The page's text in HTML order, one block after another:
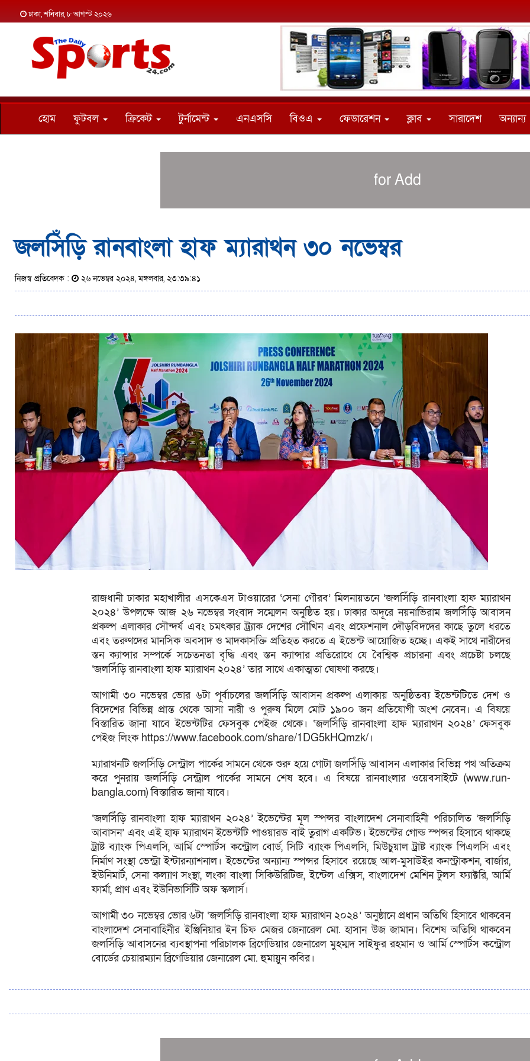
ঢাকা, শনিবার, ৮ আগস্ট ২০২৬
হোম ফুটবল ক্রিকেট টুর্নামেন্ট এনএসসি বিওএ ফেডারেশন ক্লাব সারাদেশ অন্যান্য
for Add
জলসিঁড়ি রানবাংলা হাফ ম্যারাথন ৩০ নভেম্বর
নিজস্ব প্রতিবেদক : ২৬ নভেম্বর ২০২৪, মঙ্গলবার, ২৩:৩৯:৪১
রাজধানী ঢাকার মহাখালীর এসকেএস টাওয়ারের ‘সেনা গৌরব’ মিলনায়তনে ‘জলসিঁড়ি রানবাংলা হাফ ম্যারাথন
২০২৪’ উপলক্ষে আজ ২৬ নভেম্বর সংবাদ সম্মেলন অনুষ্ঠিত হয়। ঢাকার অদূরে নয়নাভিরাম জলসিঁড়ি আবাসন
প্রকল্প এলাকার সৌন্দর্য এবং চমৎকার ট্র্যাক দেশের সৌখিন এবং প্রফেশনাল দৌড়বিদদের কাছে তুলে ধরতে
এবং তরুণদের মানসিক অবসাদ ও মাদকাসক্তি প্রতিহত করতে এ ইভেন্ট আয়োজিত হচ্ছে। একই সাথে নারীদের
স্তন ক্যান্সার সম্পর্কে সচেতনতা বৃদ্ধি এবং স্তন ক্যান্সার প্রতিরোধে যে বৈশ্বিক প্রচারনা এবং প্রচেষ্টা চলছে
‘জলসিঁড়ি রানবাংলা হাফ ম্যারাথন ২০২৪’ তার সাথে একাত্মতা ঘোষণা করছে।
আগামী ৩০ নভেম্বর ভোর ৬টা পূর্বাচলের জলসিঁড়ি আবাসন প্রকল্প এলাকায় অনুষ্ঠিতব্য ইভেন্টটিতে দেশ ও
বিদেশের বিভিন্ন প্রান্ত থেকে আসা নারী ও পুরুষ মিলে মোট ১৯০০ জন প্রতিযোগী অংশ নেবেন। এ বিষয়ে
বিস্তারিত জানা যাবে ইভেন্টটির ফেসবুক পেইজ থেকে। ‘জলসিঁড়ি রানবাংলা হাফ ম্যারাথন ২০২৪’ ফেসবুক
পেইজ লিংক https://www.facebook.com/share/1DG5kHQmzk/।
ম্যারাথনটি জলসিঁড়ি সেন্ট্রাল পার্কের সামনে থেকে শুরু হয়ে গোটা জলসিঁড়ি আবাসন এলাকার বিভিন্ন পথ অতিক্রম
করে পুনরায় জলসিঁড়ি সেন্ট্রাল পার্কের সামনে শেষ হবে। এ বিষয়ে রানবাংলার ওয়েবসাইটে (www.run-
bangla.com) বিস্তারিত জানা যাবে।
‘জলসিঁড়ি রানবাংলা হাফ ম্যারাথন ২০২৪’ ইভেন্টের মূল স্পন্সর বাংলাদেশ সেনাবাহিনী পরিচালিত ‘জলসিঁড়ি
আবাসন’ এবং এই হাফ ম্যারাথন ইভেন্টটি পাওয়ারড বাই তুরাগ একটিভ। ইভেন্টের গোল্ড স্পন্সর হিসাবে থাকছে
ট্রাষ্ট ব্যাংক পিএলসি, আর্মি স্পোর্টস কন্ট্রোল বোর্ড, সিটি ব্যাংক পিএলসি, মিউচুয়াল ট্রাষ্ট ব্যাংক পিএলসি এবং
নির্মাণ সংস্থা ভেন্ট্রা ইন্টারন্যাশনাল। ইভেন্টের অন্যান্য স্পন্সর হিসাবে রয়েছে আল-মুসাউইর কনস্ট্রাকশন, বার্জার,
ইউনিমার্ট, সেনা কল্যাণ সংস্থা, লংকা বাংলা সিকিউরিটিজ, ইন্টেল এক্সিস, বাংলাদেশ মেশিন টুলস ফ্যাক্টরি, আর্মি
ফার্মা, প্রাণ এবং ইউনিভার্সিটি অফ স্কলার্স।
আগামী ৩০ নভেম্বর ভোর ৬টা ‘জলসিঁড়ি রানবাংলা হাফ ম্যারাথন ২০২৪’ অনুষ্ঠানে প্রধান অতিথি হিসাবে থাকবেন
বাংলাদেশ সেনাবাহিনীর ইঞ্জিনিয়ার ইন চিফ মেজর জেনারেল মো. হাসান উজ জামান। বিশেষ অতিথি থাকবেন
জলসিঁড়ি আবাসনের ব্যবস্থাপনা পরিচালক ব্রিগেডিয়ার জেনারেল মুহম্মদ সাইফুর রহমান ও আর্মি স্পোর্টস কন্ট্রোল
বোর্ডের চেয়ারম্যান ব্রিগেডিয়ার জেনারেল মো. হুমায়ুন কবির।